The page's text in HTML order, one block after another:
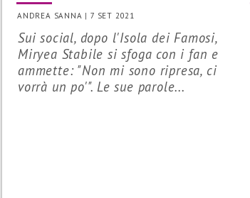
ANDREA SANNA |7 SET 2021
Sui social, dopo l'Isola dei Famosi,
Miryea Stabile si sfoga con i fan e
ammette: "Non mi sono ripresa, ci
vorrà un po'". Le sue parole...